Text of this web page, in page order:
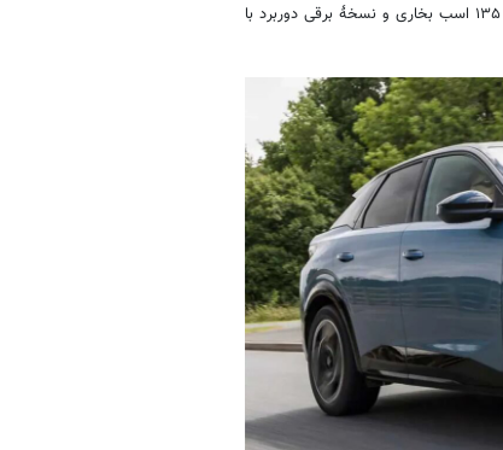
تیپ جدید GT پریمیوم علاوه بر نسخهٔ برقی، با دیگر پیشرانه‌ها مثل هیبریدی ۱۳۵ اسب بخاری و نسخهٔ برقی دوربرد با